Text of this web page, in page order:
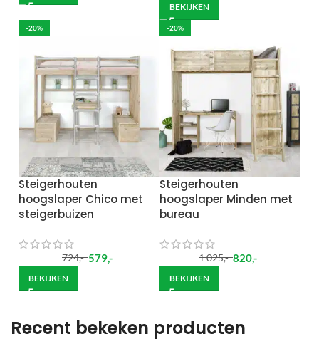
BEKIJKEN
-20%
Steigerhouten
hoogslaper Chico met
steigerbuizen
724,- 579,-
BEKIJKEN
-20%
Steigerhouten
hoogslaper Minden met
bureau
1 025,- 820,-
BEKIJKEN
Recent bekeken producten